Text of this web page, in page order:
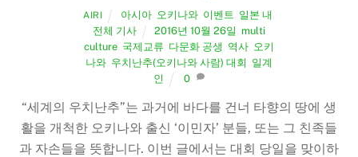
AIRI 아시아, 오키나와, 이벤트 일본 내
전체 기사
2016년 10월 26일 multi
culture 국제교류 다문화 공생 역사 오키
나와 우치난추(오키나와 사람) 대회 일계
인
0
“세계의 우치난추”는 과거에 바다를 건너 타향의 땅에 생
활을 개척한 오키나와 출신 ‘이민자’ 분들, 또는 그 친족들
과 자손들을 뜻합니다. 이번 글에서는 대회 당일을 맞이하